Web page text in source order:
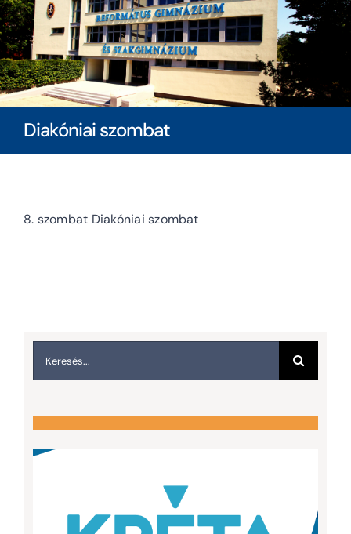
Felvételizőknek
Diákoknak
Diakóniai szombat
8. szombat Diakóniai szombat